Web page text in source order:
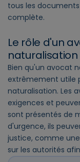
tous les
complète.
Le rôle d'un
naturalisation
Bien qu'un avocat
extrêmement utile
naturalisation. Les
exigences et
sont présentés de
d'urgence, ils
justice, comme
sur les autorités